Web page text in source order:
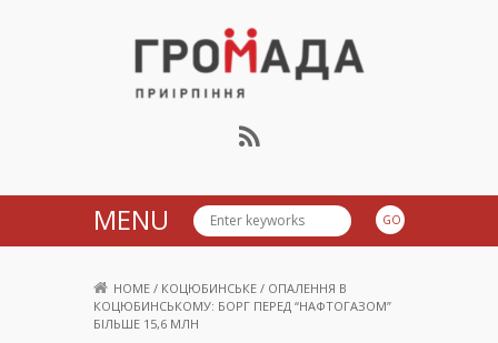
Громада Приірпіння
MENU
HOME / КОЦЮБИНСЬКЕ / ОПАЛЕННЯ В
КОЦЮБИНСЬКОМУ: БОРГ ПЕРЕД “НАФТОГАЗОМ”
БІЛЬШЕ 15,6 МЛН